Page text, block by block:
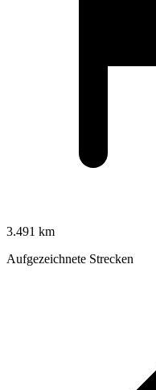
3.491 km
Aufgezeichnete Strecken